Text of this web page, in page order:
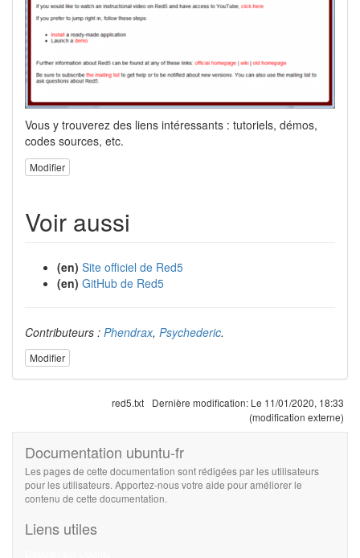
Vous y trouverez des liens intéressants : tutoriels, démos,
codes sources, etc.
Modifier
Voir aussi
(en) Site officiel de Red5
(en) GitHub de Red5
Contributeurs : Phendrax, Psychederic.
Modifier
red5.txt Dernière modification: Le 11/01/2020, 18:33
(modification externe)
Documentation ubuntu-fr
Les pages de cette documentation sont rédigées par les utilisateurs
pour les utilisateurs. Apportez-nous votre aide pour améliorer le
contenu de cette documentation.
Liens utiles